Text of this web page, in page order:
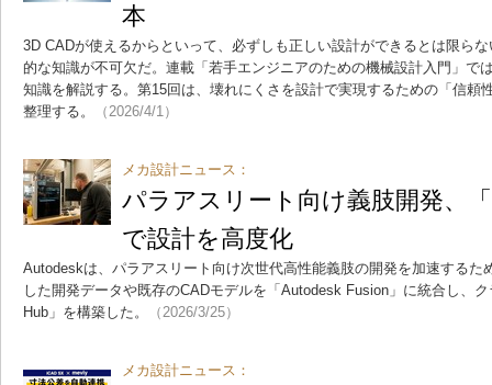
本
3D CADが使えるからといって、必ずしも正しい設計ができるとは限ら
的な知識が不可欠だ。連載「若手エンジニアのための機械設計入門」で
知識を解説する。第15回は、壊れにくさを設計で実現するための「信頼
整理する。
（2026/4/1）
メカ設計ニュース：
パラアスリート向け義肢開発、
で設計を高度化
Autodeskは、パラアスリート向け次世代高性能義肢の開発を加速するた
した開発データや既存のCADモデルを「Autodesk Fusion」に統合し、
Hub」を構築した。
（2026/3/25）
メカ設計ニュース：